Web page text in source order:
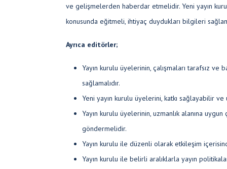
ve gelişmelerden haberdar etmelidir. Yeni yayın
konusunda eğitmeli, ihtiyaç duydukları bilgileri
Ayrıca editörler;
Yayın kurulu üyelerinin, çalışmaları tarafsız
sağlamalıdır.
Yeni yayın kurulu üyelerini, katkı sağlayabilir
Yayın kurulu üyelerinin, uzmanlık alanına
göndermelidir.
Yayın kurulu ile düzenli olarak etkileşim
Yayın kurulu ile belirli aralıklarla yayın